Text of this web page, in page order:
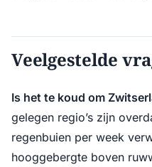
Veelgestelde
Is het te koud om
gelegen regio’s zijn
regenbuien per week
hooggebergte boven